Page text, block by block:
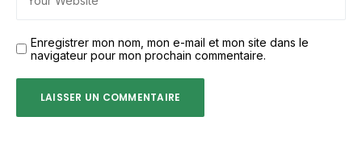
Enregistrer mon nom, mon e-mail et mon site dans le
navigateur pour mon prochain commentaire.